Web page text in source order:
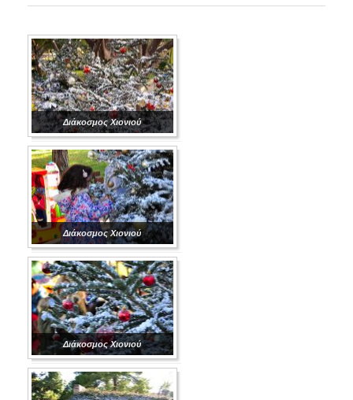
Διάκοσμος Χιονιού
Διάκοσμος Χιονιού
Διάκοσμος Χιονιού